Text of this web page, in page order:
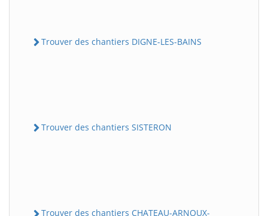
Trouver des chantiers DIGNE-LES-BAINS
Trouver des chantiers SISTERON
Trouver des chantiers CHATEAU-ARNOUX-